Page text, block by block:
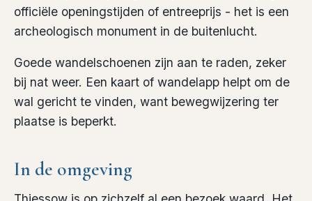
officiële openingstijden of entreeprijs - het is een
archeologisch monument in de buitenlucht.
Goede wandelschoenen zijn aan te raden, zeker
bij nat weer. Een kaart of wandelapp helpt om de
wal gericht te vinden, want bewegwijzering ter
plaatse is beperkt.
In de omgeving